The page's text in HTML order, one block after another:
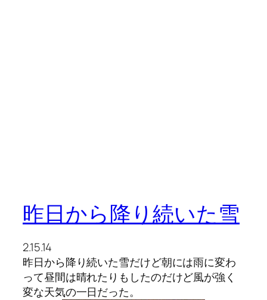
昨日から降り続いた雪
2.15.14
昨日から降り続いた雪だけど朝には雨に変わ
って昼間は晴れたりもしたのだけど風が強く
変な天気の一日だった。